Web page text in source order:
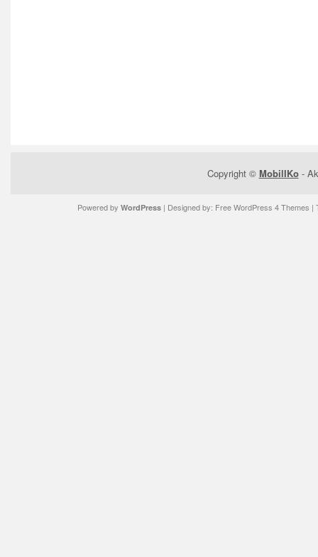
Copyright © MobilIKo-
Powered by WordPress| Designed by: Free WordPress 4 Themes |